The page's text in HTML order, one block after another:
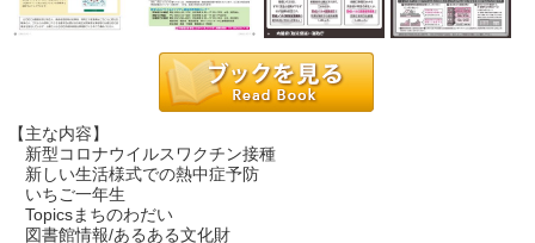
【主な内容】
新型コロナウイルスワクチン接種
新しい生活様式での熱中症予防
いちご一年生
Topicsまちのわだい
図書館情報/あるある文化財
saga ebooksとは
よくある質問
サイトマップ
お問い合わせ